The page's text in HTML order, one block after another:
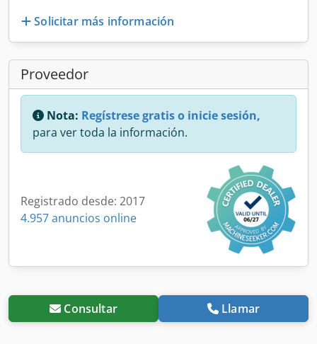
Solicitar más información
Proveedor
Nota: Regístrese gratis o inicie sesión,
para ver toda la información.
Registrado desde: 2017
4.957 anuncios online
Consultar Llamar